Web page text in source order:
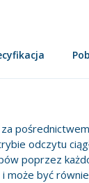
odczytu
poprzez
być